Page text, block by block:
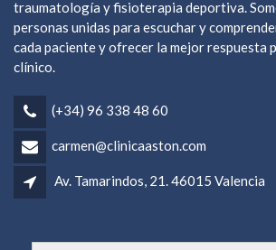
traumatología y fisioterapia deportiva.
personas unidas para escuchar y
cada paciente y ofrecer la mejor respuesta
clínico.
(+34) 96 338 48 60
carmen@clinicaaston.com
Av. Tamarindos, 21. 46015 Valencia